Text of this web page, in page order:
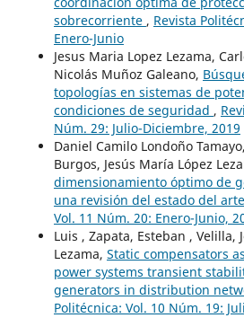
sobrecorriente , Revista
Enero-Junio
Jesus Maria Lopez Lezama,
Nicolás Muñoz Galeano,
topologías en sistemas de
condiciones de seguridad ,
Núm. 29: Julio-Diciembre, 2019
Daniel Camilo Londoño
Burgos, Jesús María López
dimensionamiento óptimo de
una revisión del estado del arte
Vol. 11 Núm. 20: Enero-Junio,
Luis , Zapata, Esteban , Velilla,
Lezama, Static compensators
power systems transient
generators in distribution
Politécnica: Vol. 10 Núm. 19: